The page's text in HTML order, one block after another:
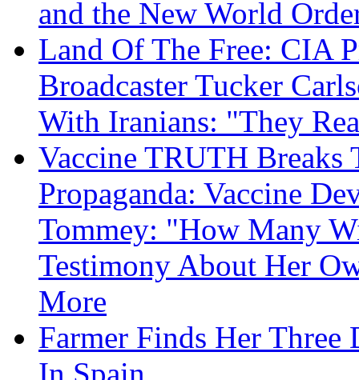
and the New World
Land Of The Free: CIA
Broadcaster Tucker
With Iranians: "They
Vaccine TRUTH
Propaganda: Vaccine
Tommey: "How Many
Testimony About Her
More
Farmer Finds Her